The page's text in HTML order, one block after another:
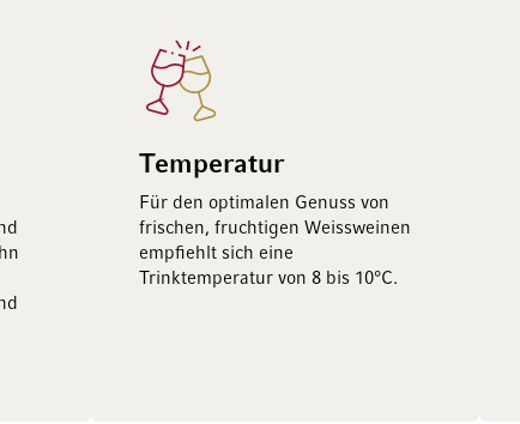
Temperatur
Für den optimalen Genuss von
frischen, fruchtigen Weissweinen
empfiehlt sich eine
Trinktemperatur von 8 bis 10°C.